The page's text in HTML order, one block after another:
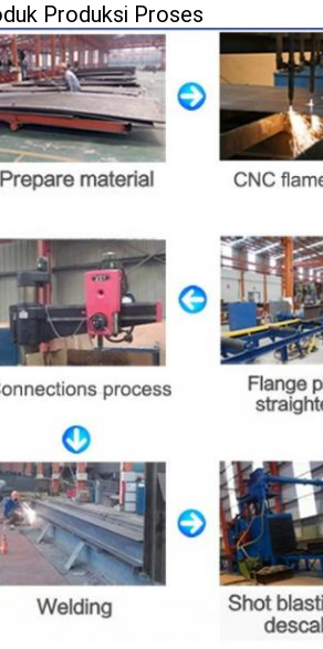
Produksi Proses